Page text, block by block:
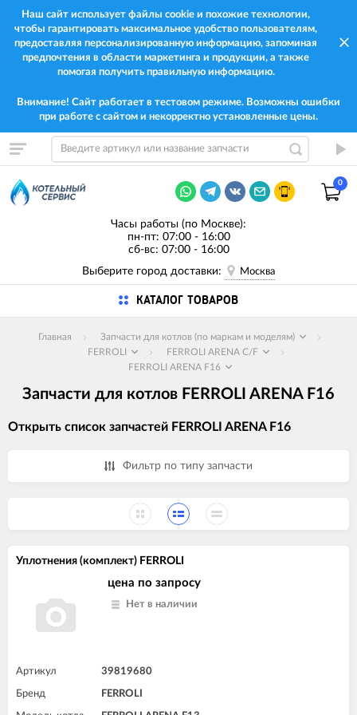
Наш сайт использует файлы cookie и похожие технологии,
чтобы гарантировать максимальное удобство пользователям,
предоставляя персонализированную информацию, запоминая
предпочтения в области маркетинга и продукции, а также
помогая получить правильную информацию.
Внимание! Сайт работает в тестовом режиме. Возможны ошибки
при работе с сайтом и некорректно установленные цены.
0
Часы работы (по Москве):
пн-пт: 07:00 - 16:00
сб-вс: 07:00 - 16:00
Выберите город доставки:
Москва
КАТАЛОГ ТОВАРОВ
Главная
Запчасти для котлов (по маркам и моделям)
FERROLI
FERROLI ARENA C/F
FERROLI ARENA F16
Запчасти для котлов FERROLI ARENA F16
Открыть список запчастей FERROLI ARENA F16
Фильтр по типу запчасти
Уплотнения (комплект) FERROLI
цена по запросу
Нет в наличии
Артикул 39819680
Бренд FERROLI